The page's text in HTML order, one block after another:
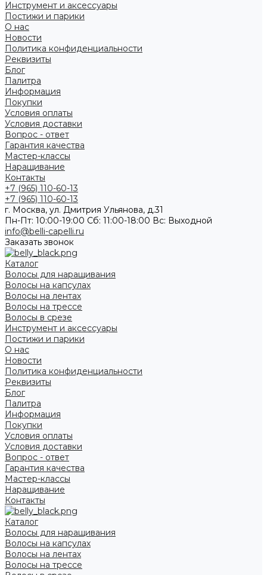
Инструмент и аксессуары
Постижи и парики
О нас
Новости
Политика конфиденциальности
Реквизиты
Блог
Палитра
Информация
Покупки
Условия оплаты
Условия доставки
Вопрос - ответ
Гарантия качества
Мастер-классы
Наращивание
Контакты
+7 (965) 110-60-13
+7 (965) 110-60-13
г. Москва, ул. Дмитрия Ульянова, д.31
Пн-Пт: 10:00-19:00 Cб: 11:00-18:00 Вс: Выходной
info@belli-capelli.ru
Заказать звонок
Каталог
Волосы для наращивания
Волосы на капсулах
Волосы на лентах
Волосы на трессе
Волосы в срезе
Инструмент и аксессуары
Постижи и парики
О нас
Новости
Политика конфиденциальности
Реквизиты
Блог
Палитра
Информация
Покупки
Условия оплаты
Условия доставки
Вопрос - ответ
Гарантия качества
Мастер-классы
Наращивание
Контакты
Каталог
Волосы для наращивания
Волосы на капсулах
Волосы на лентах
Волосы на трессе